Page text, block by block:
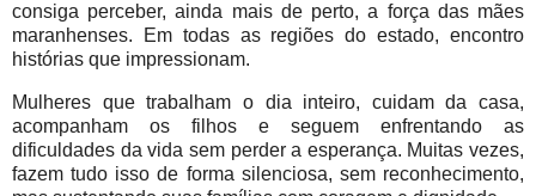
consiga perceber, ainda mais de perto, a força das mães
maranhenses. Em todas as regiões do estado, encontro
histórias que impressionam.
Mulheres que trabalham o dia inteiro, cuidam da casa,
acompanham os filhos e seguem enfrentando as
dificuldades da vida sem perder a esperança. Muitas vezes,
fazem tudo isso de forma silenciosa, sem reconhecimento,